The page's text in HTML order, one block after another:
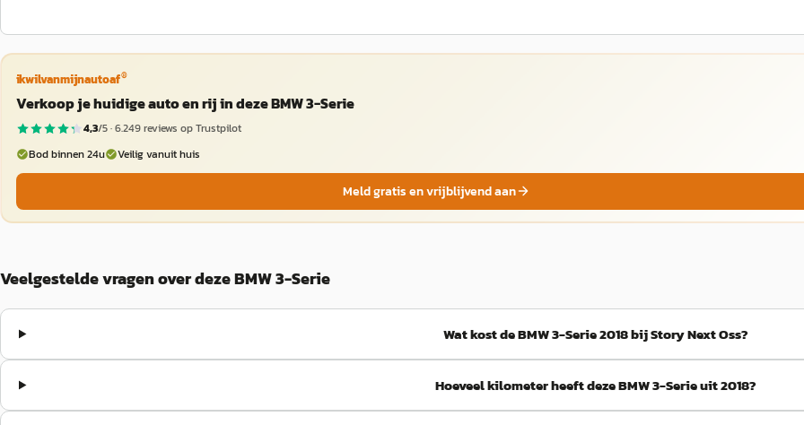
ikwilvanmijnautoaf®
Verkoop je huidige auto en rij in deze BMW 3-Serie
4,3/5 ·6.249reviews op Trustpilot
Bod binnen 24u
Veilig vanuit huis
Meld gratis en vrijblijvend aan
Veelgestelde vragen over deze BMW 3-Serie
Wat kost de BMW 3-Serie 2018 bij Story Next Oss?
Hoeveel kilometer heeft deze BMW 3-Serie uit 2018?